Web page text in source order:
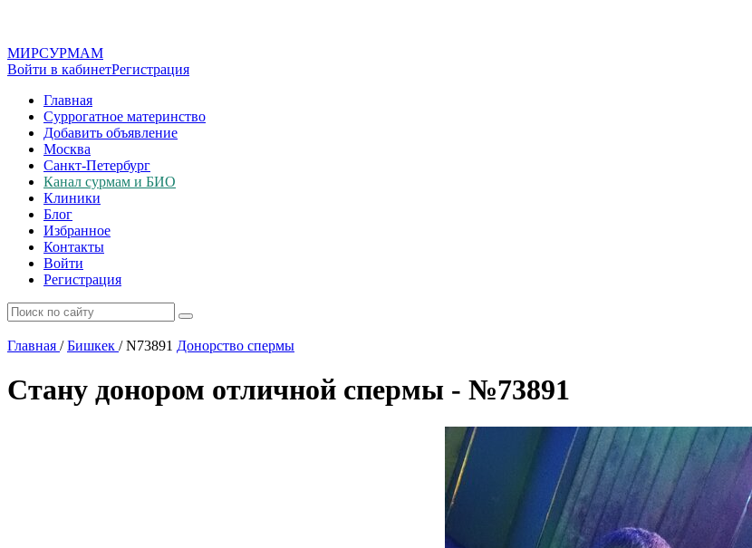
МИРСУРМАМ
Войти в кабинетРегистрация
Главная
Суррогатное материнство
Добавить объявление
Москва
Санкт-Петербург
Канал сурмам и БИО
Клиники
Блог
Избранное
Контакты
Войти
Регистрация
Главная / Бишкек /N73891 Донорство спермы
Стану донором отличной спермы - №73891